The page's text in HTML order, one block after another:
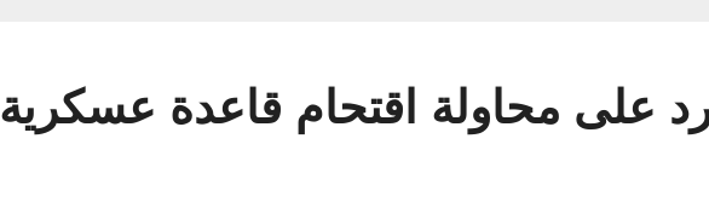
على محاولة اقتحام قاعدة عسكرية